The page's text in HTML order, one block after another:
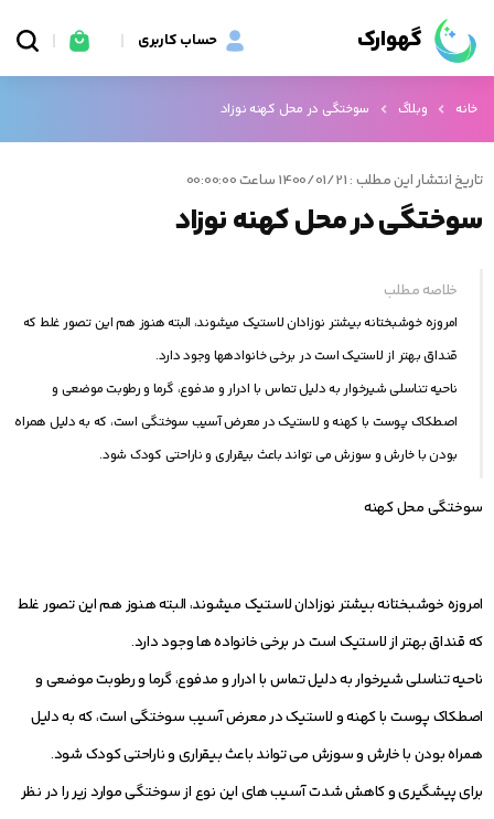
گهوارک حساب کاربری
خانه وبلاگ سوختگی در محل کهنه نوزاد
تاریخ انتشار این مطلب : 1400/01/21 ساعت 00:00:00
سوختگی در محل کهنه نوزاد
خلاصه مطلب
امروزه خوشبختانه بیشتر نوزادان لاستیک می‏شوند، البته هنوز هم این تصور غلط که
قنداق بهتر از لاستیک است در برخی خانواده‏ها وجود دارد.
ناحیه تناسلی شیرخوار به دلیل تماس با ادرار و مدفوع، گرما و رطوبت موضعی و
اصطکاک پوست با کهنه و لاستیک در معرض آسیب سوختگی است، که به دلیل همراه
بودن با خارش و سوزش می تواند باعث بی‏قراری و ناراحتی کودک شود.
سوختگی محل کهنه
امروزه خوشبختانه بیشتر نوزادان لاستیک می‏شوند، البته هنوز هم این تصور غلط
که قنداق بهتر از لاستیک است در برخی خانواده ‏ها وجود دارد.
ناحیه تناسلی شیرخوار به دلیل تماس با ادرار و مدفوع، گرما و رطوبت موضعی و
اصطکاک پوست با کهنه و لاستیک در معرض آسیب سوختگی است، که به دلیل
همراه بودن با خارش و سوزش می تواند باعث بی‏قراری و ناراحتی کودک شود.
برای پیشگیری و کاهش شدت آسیب‏ های این نوع از سوختگی موارد زیر را در نظر